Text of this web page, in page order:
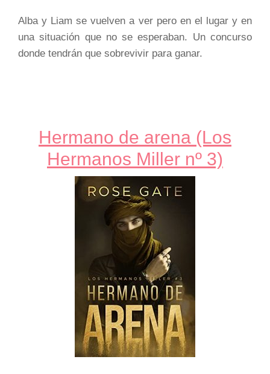
Alba y Liam se vuelven a ver pero en el lugar y en
una situación que no se esperaban. Un concurso
donde tendrán que sobrevivir para ganar.
Hermano de arena (Los
Hermanos Miller nº 3)